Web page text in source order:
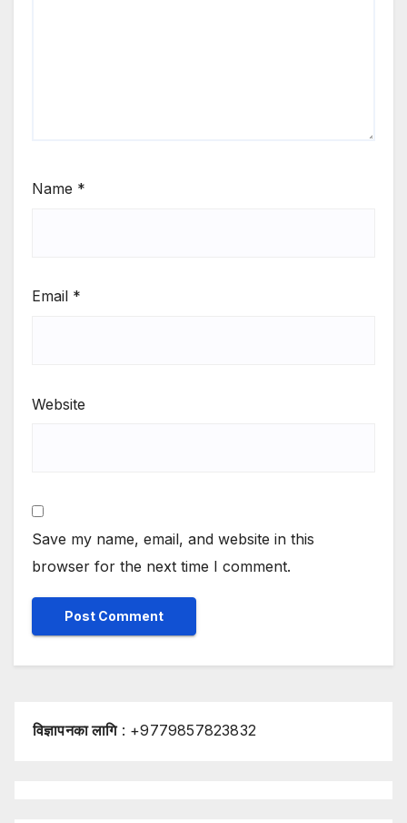
Name *
Email *
Website
Save my name, email, and website in this
browser for the next time I comment.
विज्ञापनका लागि: +9779857823832